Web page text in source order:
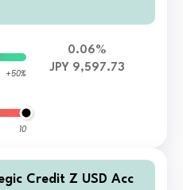
+50%
10
0.06%
JPY 9,597.73
Credit Z USD Acc